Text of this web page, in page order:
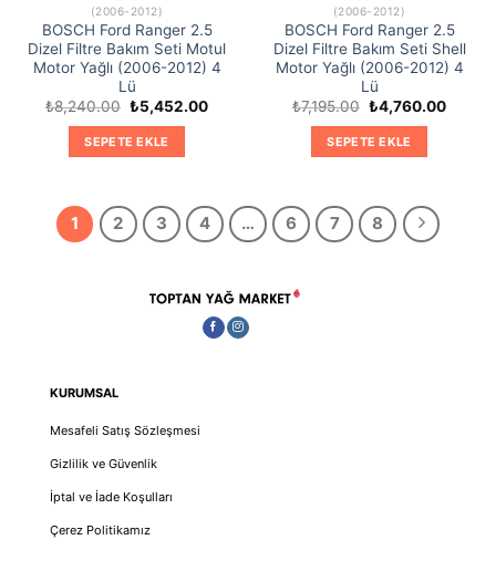
(2006-2012)
BOSCH Ford Ranger 2.5
Dizel Filtre Bakım Seti Motul
Motor Yağlı (2006-2012) 4
Lü
₺8,240.00 Orijinal
fiyat:
₺8,240.00.
₺5,452.00Şu
SEPETE EKLE
(2006-2012)
BOSCH Ford Ranger 2.5
Dizel Filtre Bakım Seti Shell
Motor Yağlı (2006-2012) 4
Lü
₺7,195.00 Orijinal
fiyat:
₺7,195.00.
₺4,760.00Şu
SEPETE EKLE
1 2 3 4 … 6 7 8
KURUMSAL
Mesafeli Satış Sözleşmesi
Gizlilik ve Güvenlik
İptal ve İade Koşulları
Çerez Politikamız